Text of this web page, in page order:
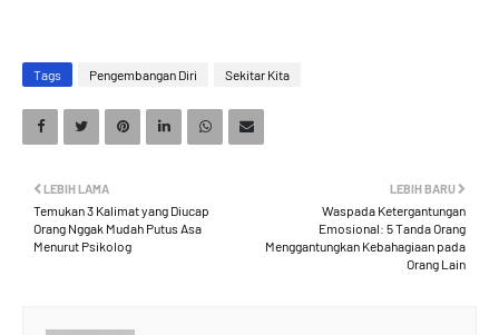
Tags Pengembangan Diri Sekitar Kita
LEBIH BARU
Waspada Ketergantungan
Emosional: 5 Tanda Orang
Menggantungkan Kebahagiaan pada
Orang Lain
LEBIH LAMA
Temukan 3 Kalimat yang Diucap
Orang Nggak Mudah Putus Asa
Menurut Psikolog